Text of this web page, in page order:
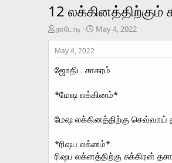
12
T
h
r
a
s
r
e
r
நாடோடி
S
t
t
a
May 4, 2022
May 4, 2022
ஜோதிட சாகரம்
*மேஷ லக்கினம்*
மேஷ லக்கினத்திற்கு செவ்வாய்
*ரிஷப லக்னம்*
ரிஷப லக்னத்திற்கு சுக்கிரன்